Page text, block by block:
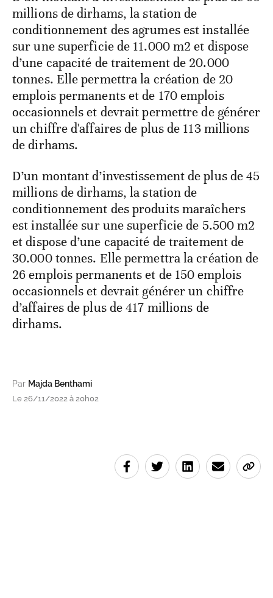
millions de dirhams, la station de
conditionnement des agrumes est installée
sur une superficie de 11.000 m2 et dispose
d’une capacité de traitement de 20.000
tonnes. Elle permettra la création de 20
emplois permanents et de 170 emplois
occasionnels et devrait permettre de générer
un chiffre d'affaires de plus de 113 millions
de dirhams.
D’un montant d’investissement de plus de 45
millions de dirhams, la station de
conditionnement des produits maraîchers
est installée sur une superficie de 5.500 m2
et dispose d’une capacité de traitement de
30.000 tonnes. Elle permettra la création de
26 emplois permanents et de 150 emplois
occasionnels et devrait générer un chiffre
d’affaires de plus de 417 millions de
dirhams.
Par Majda Benthami
Le 26/11/2022 à 20h02